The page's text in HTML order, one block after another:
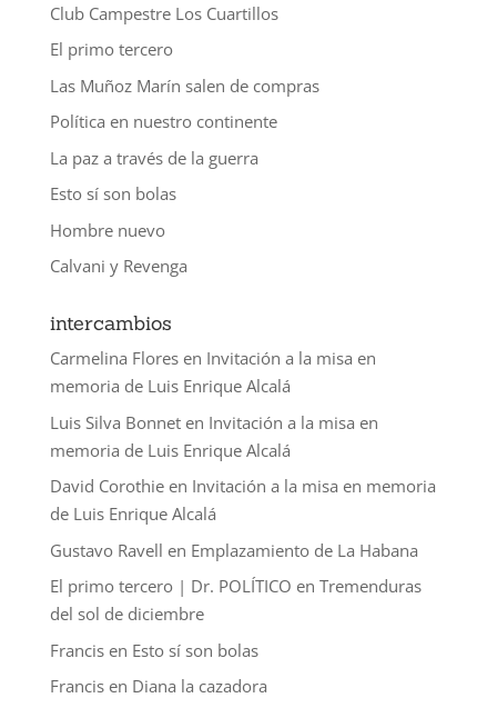
Club Campestre Los Cuartillos
El primo tercero
Las Muñoz Marín salen de compras
Política en nuestro continente
La paz a través de la guerra
Esto sí son bolas
Hombre nuevo
Calvani y Revenga
intercambios
Carmelina Floresen Invitación a la misa en
memoria de Luis Enrique Alcalá
Luis Silva Bonneten Invitación a la misa en
memoria de Luis Enrique Alcalá
David Corothieen Invitación a la misa en memoria
de Luis Enrique Alcalá
Gustavo Ravell en Emplazamiento de La Habana
El primo tercero | Dr. POLÍTICO en Tremenduras
del sol de diciembre
Francisen Esto sí son bolas
Francisen Diana la cazadora